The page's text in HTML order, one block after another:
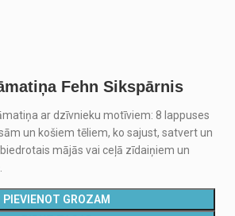
Fehn Sikspārnis
ar dzīvnieku motīviem: 8 lappuses
un košiem tēliem, ko sajust, satvert un
mājās vai ceļā zīdaiņiem un
PIEVIENOT GROZAM